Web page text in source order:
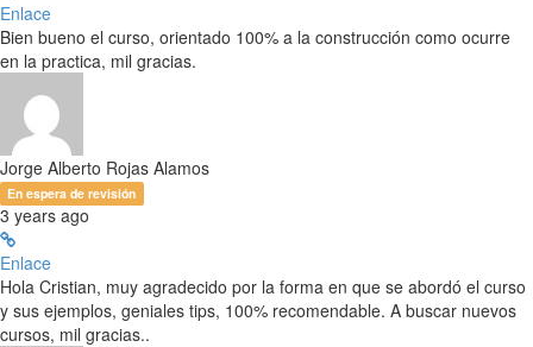
Enlace
Bien bueno el curso, orientado 100% a la construcción como ocurre
en la practica, mil gracias.
Jorge Alberto Rojas Alamos
En espera de revisión
3 years ago
Enlace
Hola Cristian, muy agradecido por la forma en que se abordó el curso
y sus ejemplos, geniales tips, 100% recomendable. A buscar nuevos
cursos, mil gracias..